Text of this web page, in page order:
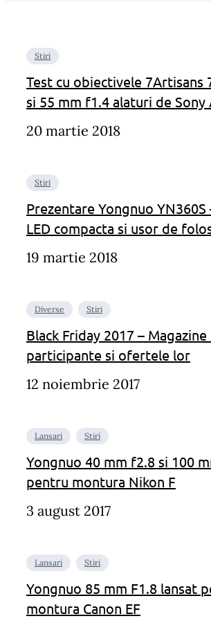
Stiri
Test cu obiectivele 7Artisans
si 55 mm f1.4 alaturi de Sony
20 martie 2018
Stiri
Prezentare Yongnuo YN360S
LED compacta si usor de
19 martie 2018
Diverse Stiri
Black Friday 2017 –
participante si ofertele lor
12 noiembrie 2017
Lansari Stiri
Yongnuo 40 mm f2.8 si 100
pentru montura Nikon F
3 august 2017
Lansari Stiri
Yongnuo 85 mm F1.8 lansat
montura Canon EF